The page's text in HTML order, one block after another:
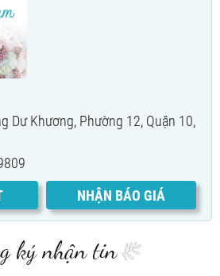
Dư Khương, Phường 12, Quận 10,
NHẬN BÁO GIÁ
ký nhận tin